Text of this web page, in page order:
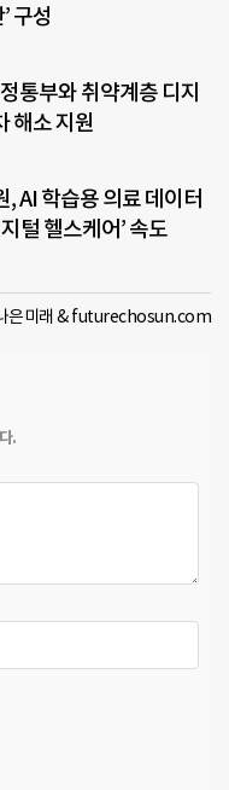
구성
통부와 취약계층 디지
해소 지원
AI 학습용 의료 데이터
털 헬스케어’ 속도
미래 & futurechosun.com